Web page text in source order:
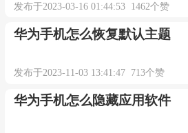
发布于2023-03-16 01:44:53 1462个赞
华为手机怎么恢复默认主题
发布于2023-11-03 13:41:47 713个赞
华为手机怎么隐藏应用软件